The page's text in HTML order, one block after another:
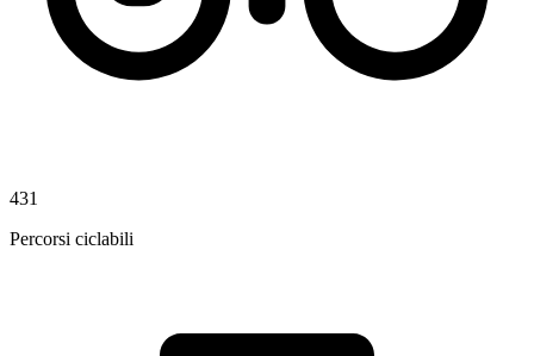
431
Percorsi ciclabili